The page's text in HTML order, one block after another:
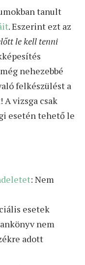
tanult
. Eszerint ezt az
le kell tenni
nehezebbé
felkészülést a
vizsga csak
esetén tehető le
: Nem
esetek
nem
adott